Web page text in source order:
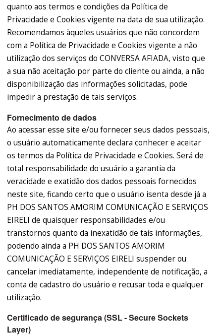
quanto aos termos e condições da Política de
Privacidade e Cookies vigente na data de sua utilização.
Recomendamos àqueles usuários que não concordem
com a Política de Privacidade e Cookies vigente a não
utilização dos serviços do CONVERSA AFIADA, visto que
a sua não aceitação por parte do cliente ou ainda, a não
disponibilização das informações solicitadas, pode
impedir a prestação de tais serviços.
Fornecimento de dados
Ao acessar esse site e/ou fornecer seus dados pessoais,
o usuário automaticamente declara conhecer e aceitar
os termos da Política de Privacidade e Cookies. Será de
total responsabilidade do usuário a garantia da
veracidade e exatidão dos dados pessoais fornecidos
neste site, ficando certo que o usuário isenta desde já a
PH DOS SANTOS AMORIM COMUNICAÇÃO E SERVIÇOS
EIRELI de quaisquer responsabilidades e/ou
transtornos quanto da inexatidão de tais informações,
podendo ainda a PH DOS SANTOS AMORIM
COMUNICAÇÃO E SERVIÇOS EIRELI suspender ou
cancelar imediatamente, independente de notificação, a
conta de cadastro do usuário e recusar toda e qualquer
utilização.
Certificado de segurança (SSL - Secure Sockets
Layer)